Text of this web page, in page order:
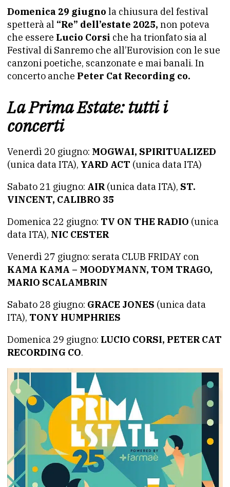
Domenica 29 giugno la chiusura del festival
spetterà al “Re” dell’estate 2025, non poteva
che essere Lucio Corsi che ha trionfato sia al
Festival di Sanremo che all’Eurovision con le sue
canzoni poetiche, scanzonate e mai banali. In
concerto anche Peter Cat Recording co.
La Prima Estate: tutti i
concerti
Venerdì 20 giugno: MOGWAI, SPIRITUALIZED
(unica data ITA), YARD ACT (unica data ITA)
Sabato 21 giugno: AIR(unica data ITA), ST.
VINCENT, CALIBRO 35
Domenica 22 giugno: TV ON THE RADIO (unica
data ITA), NIC CESTER
Venerdì 27 giugno: serata CLUB FRIDAY con
KAMA KAMA – MOODYMANN, TOM TRAGO,
MARIO SCALAMBRIN
Sabato 28 giugno: GRACE JONES (unica data
ITA), TONY HUMPHRIES
Domenica 29 giugno: LUCIO CORSI, PETER CAT
RECORDING CO.